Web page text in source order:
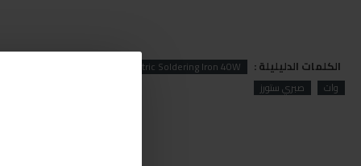
الكلمات الدليليلة : TOTAL Electric Soldering Iron 40W
وات
صبري ستورز